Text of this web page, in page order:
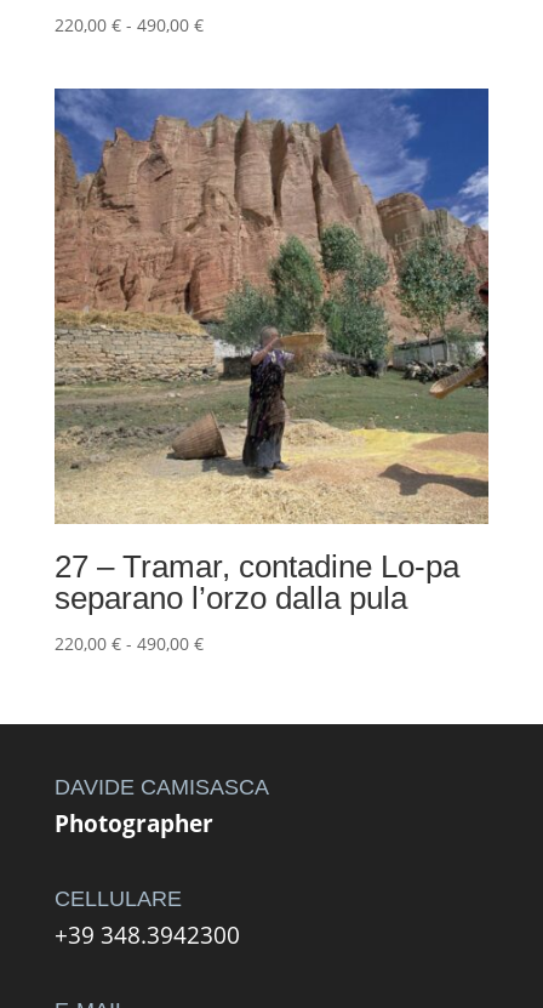
220,00 € - 490,00 €Fascia
da
220,00 €
a
490,00 €
27 – Tramar, contadine Lo-pa
separano l’orzo dalla pula
220,00 € - 490,00 €Fascia
da
a
DAVIDE CAMISASCA
Photographer
CELLULARE
+39 348.3942300